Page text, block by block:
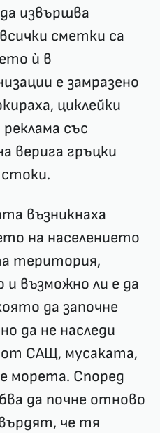
извършва
сметки са
ѝ в
е замразено
циклейки
със
верига гръцки
възникнаха
на населението
територия,
възможно ли е да
да започне
да не наследи
от САЩ, мусаката,
морета. Според
да почне отново
че тя